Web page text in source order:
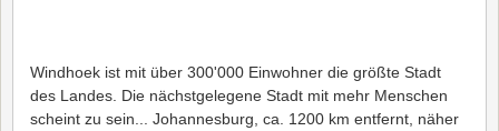
Windhoek ist mit über 300'000 Einwohner die größte Stadt
des Landes. Die nächstgelegene Stadt mit mehr Menschen
scheint zu sein... Johannesburg, ca. 1200 km entfernt, näher